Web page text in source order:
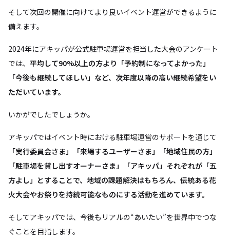
そして次回の開催に向けてより良いイベント運営ができるように
備えます。
2024年にアキッパが公式駐車場運営を担当した大会のアンケート
では、 平均して90%以上の方より「予約制になってよかった」
「今後も継続してほしい」など、次年度以降の高い継続希望をい
ただいています。
いかがでしたでしょうか。
アキッパではイベント時における駐車場運営のサポートを通じて
「実行委員会さま」「来場するユーザーさま」「地域住民の方」
「駐車場を貸し出すオーナーさま」「アキッパ」それぞれが「五
方よし」とすることで、地域の課題解決はもちろん、伝統ある花
火大会やお祭りを持続可能なものにする活動を進めています。
そしてアキッパでは、今後もリアルの“あいたい”を世界中でつな
ぐことを目指します。